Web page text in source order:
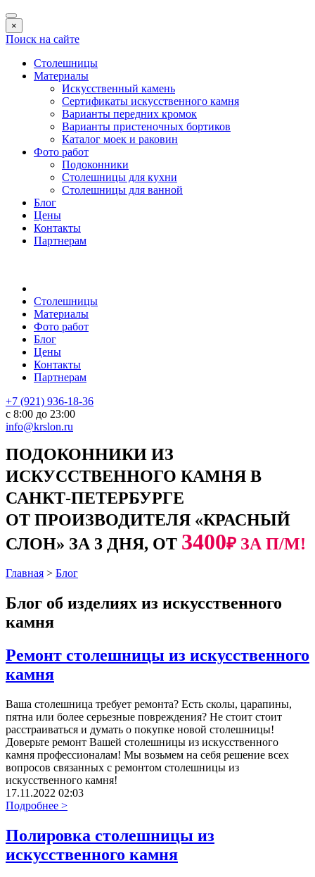
×
Поиск на сайте
Столешницы
Материалы
Искусственный камень
Сертификаты искусственного камня
Варианты передних кромок
Варианты пристеночных бортиков
Каталог моек и раковин
Фото работ
Подоконники
Столешницы для кухни
Столешницы для ванной
Блог
Цены
Контакты
Партнерам
Столешницы
Материалы
Фото работ
Блог
Цены
Контакты
Партнерам
+7 (921) 936-18-36
с 8:00 до 23:00
info@krslon.ru
ПОДОКОННИКИ ИЗ
ИСКУССТВЕННОГО КАМНЯ В
САНКТ-ПЕТЕРБУРГЕ
ОТ ПРОИЗВОДИТЕЛЯ «КРАСНЫЙ
СЛОН» ЗА 3 ДНЯ, ОТ 3400₽ ЗА П/М!
Главная > Блог
Блог об изделиях из искусственного
камня
Ремонт столешницы из искусственного
камня
Ваша столешница требует ремонта? Есть сколы, царапины,
пятна или более серьезные повреждения? Не стоит стоит
расстраиваться и думать о покупке новой столешницы!
Доверьте ремонт Вашей столешницы из искусственного
камня профессионалам! Мы возьмем на себя решение всех
вопросов связанных с ремонтом столешницы из
искусственного камня!
17.11.2022 02:03
Подробнее >
Полировка столешницы из
искусственного камня